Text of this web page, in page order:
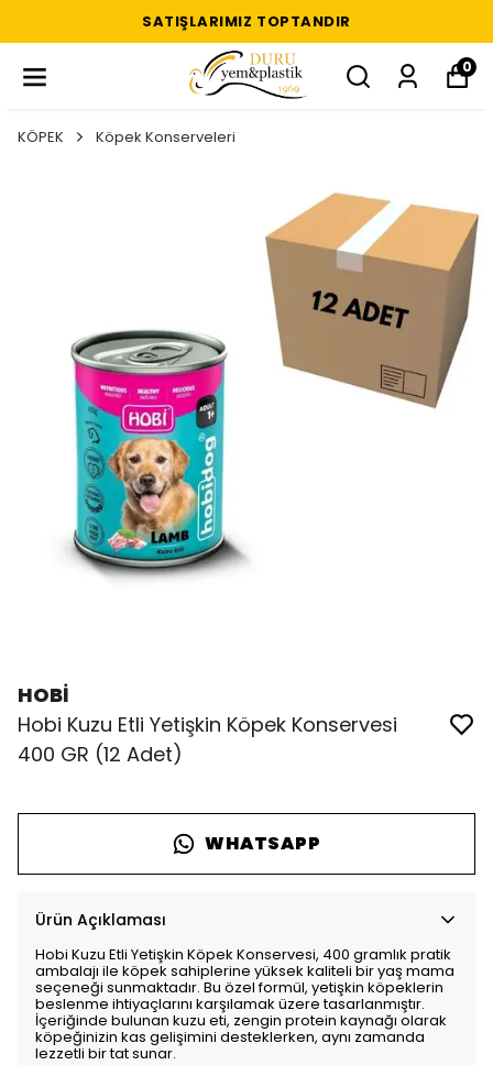
SATIŞLARIMIZ TOPTANDIR
0
KÖPEK Köpek Konserveleri
HOBİ
Hobi Kuzu Etli Yetişkin Köpek Konservesi
400 GR (12 Adet)
WHATSAPP
Ürün Açıklaması
Hobi Kuzu Etli Yetişkin Köpek Konservesi, 400 gramlık pratik
ambalajı ile köpek sahiplerine yüksek kaliteli bir yaş mama
seçeneği sunmaktadır. Bu özel formül, yetişkin köpeklerin
beslenme ihtiyaçlarını karşılamak üzere tasarlanmıştır.
İçeriğinde bulunan kuzu eti, zengin protein kaynağı olarak
köpeğinizin kas gelişimini desteklerken, aynı zamanda
lezzetli bir tat sunar.